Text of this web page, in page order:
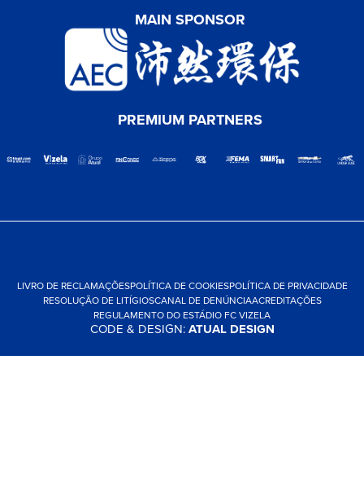
MAIN SPONSOR
PREMIUM PARTNERS
LIVRO DE RECLAMAÇÕESPOLÍTICA DE COOKIESPOLÍTICA DE PRIVACIDADE
RESOLUÇÃO DE LITÍGIOSCANAL DE DENÚNCIAACREDITAÇÕES
REGULAMENTO DO ESTÁDIO FC VIZELA
CODE & DESIGN:ATUAL DESIGN